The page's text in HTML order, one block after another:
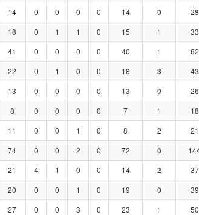
14 0 0 0 0 14 0 28
18 0 1 1 0 15 1 33
41 0 0 0 0 40 1 82
22 0 1 0 0 18 3 43
13 0 0 0 0 13 0 26
8 0 0 0 0 7 1 18
11 0 0 1 0 8 2 21
74 0 0 2 0 72 0
21 4 1 0 0 14 2 37
20 0 0 1 0 19 0 39
27 0 0 3 0 23 1 50